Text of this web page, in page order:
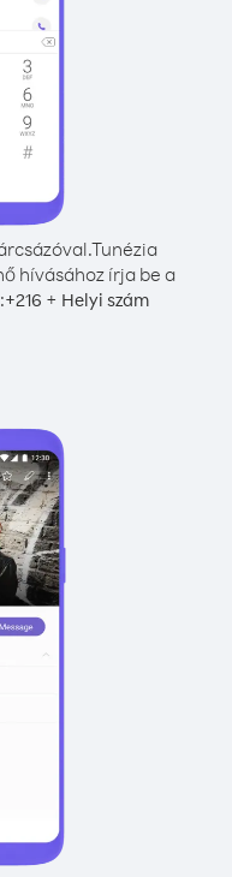
Tunézia
hívásához írja be a
+216 + Helyi szám